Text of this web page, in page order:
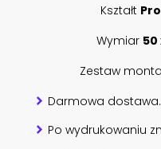
Kształt
Wymiar 50
Zestaw
Darmowa dostawa.
Po wydrukowaniu